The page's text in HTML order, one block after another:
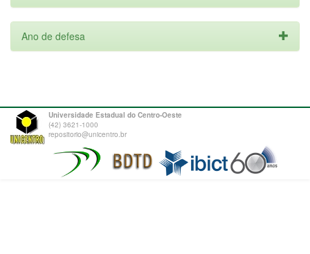
Ano de defesa
Universidade Estadual do Centro-Oeste
(42) 3621-1000
repositorio@unicentro.br